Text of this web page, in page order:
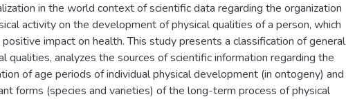
in the world context of scientific data regarding the organization
activity on the development of physical qualities of a person, which
positive impact on health. This study presents a classification of general
qualities, analyzes the sources of scientific information regarding the
of age periods of individual physical development (in ontogeny) and
forms (species and varieties) of the long-term process of physical